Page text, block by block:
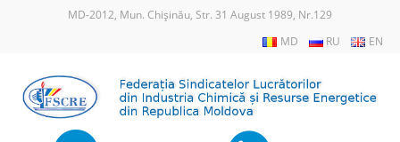
MD-2012, Mun. Chișinău, Str. 31 August 1989, Nr.129
MD
RU EN